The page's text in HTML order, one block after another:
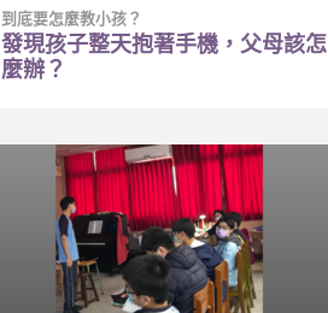
到底要怎麼教小孩？
發現孩子整天抱著手機，父母該怎
麼辦？